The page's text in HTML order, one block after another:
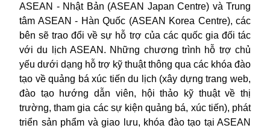
ASEAN - Nhật Bản (ASEAN Japan Centre) và Trung
tâm ASEAN - Hàn Quốc (ASEAN Korea Centre), các
bên sẽ trao đổi về sự hỗ trợ của các quốc gia đối tác
với du lịch ASEAN. Những chương trình hỗ trợ chủ
yếu dưới dạng hỗ trợ kỹ thuật thông qua các khóa đào
tạo về quảng bá xúc tiến du lịch (xây dựng trang web,
đào tạo hướng dẫn viên, hội thảo kỹ thuật về thị
trường, tham gia các sự kiện quảng bá, xúc tiến), phát
triển sản phẩm và giao lưu, khóa đào tạo tại ASEAN